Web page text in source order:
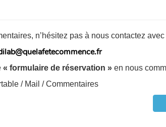
n’hésitez pas à nous contactez
« formulaire de réservation » en nous
/ Mail / Commentaires